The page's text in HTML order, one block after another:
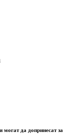
могат да допринесат за